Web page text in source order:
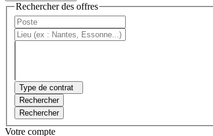
Rechercher des offres
Type de contrat
Rechercher
Rechercher
Votre compte